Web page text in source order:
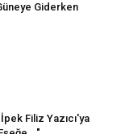
Giderken
Filiz Yazıcı'ya